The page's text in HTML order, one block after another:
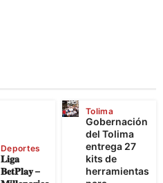
Deportes
𝐋𝐢𝐠𝐚
𝐁𝐞𝐭𝐏𝐥𝐚𝐲 –
Tolima
Gobernación
del Tolima
entrega 27
kits de
herramientas